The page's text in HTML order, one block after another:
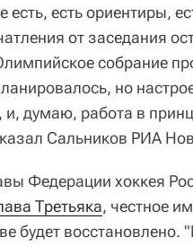
есть, есть ориентиры,
от заседания
собрание
но
и, думаю, работа в
Сальников РИА
Федерации хоккея
Третьяка, честное
будет восстановлено.